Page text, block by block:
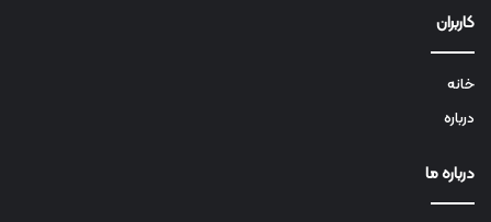
کاربران
خانه
درباره
درباره ما